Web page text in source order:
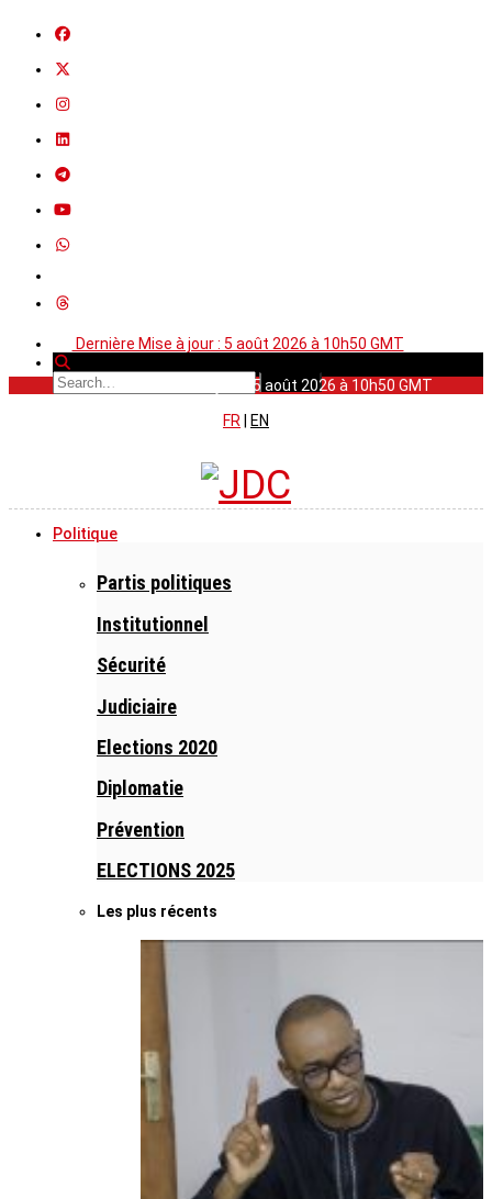
Dernière Mise à jour : 5 août 2026 à 10h50 GMT
Dernière Mise à jour : 5 août 2026 à 10h50 GMT
FR
EN
Politique
Partis politiques
Institutionnel
Sécurité
Judiciaire
Elections 2020
Diplomatie
Prévention
ELECTIONS 2025
Les plus récents